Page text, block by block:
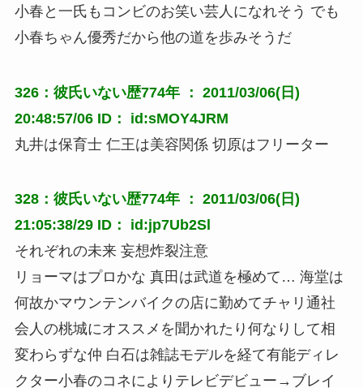
小春と一氏もコンビのお笑い芸人になれそう でも
小春ちゃん優秀だから他の道を歩みそうだ
326：彼氏いない歴774年 ： 2011/03/06(日)
20:48:57/06 ID： id:sMOY4JRM
丸井は保育士 仁王は美容関係 切原はフリーター
328：彼氏いない歴774年 ： 2011/03/06(日)
21:05:38/29 ID： id:jp7Ub2Sl
それぞれの未来 妄想炸裂注意
リョーマはプロかな 真田は武道を極めて… 海堂は
何故かマウンテンバイクの店に勤めてチャリ通社
会人の桃城にオススメを聞かれたり何なりして相
変わらずな仲 白石は雑誌モデルを経て有能ディレ
クター小春のコネによりテレビデビュー→ブレイ